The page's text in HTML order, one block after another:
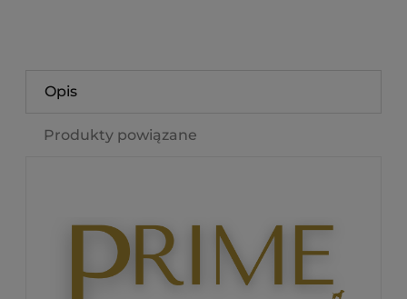
Opis
Produkty powiązane